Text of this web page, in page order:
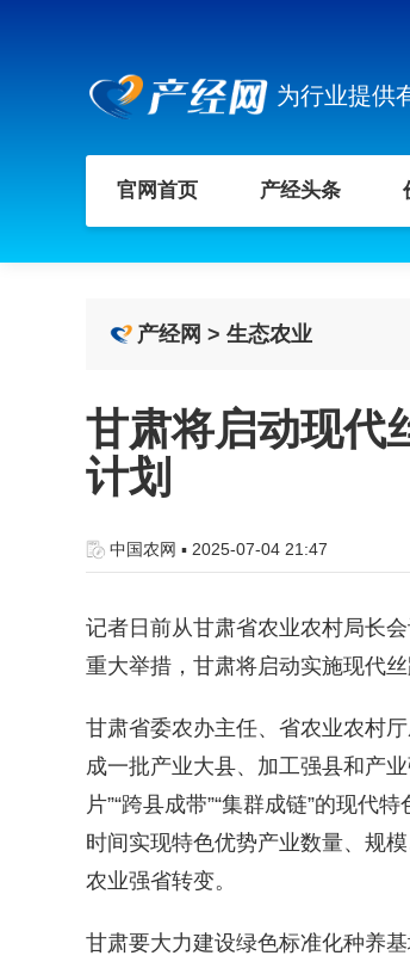
为行业提供
官网首页 产经头条
产经网 > 生态农业
甘肃将启动现代
计划
中国农网 ▪ 2025-07-04 21:47
记者日前从甘肃省农业农村局长
重大举措，甘肃将启动实施现代
甘肃省委农办主任、省农业农村
成一批产业大县、加工强县和产
片”“跨县成带”“集群成链”的现代
时间实现特色优势产业数量、规
农业强省转变。
甘肃要大力建设绿色标准化种养